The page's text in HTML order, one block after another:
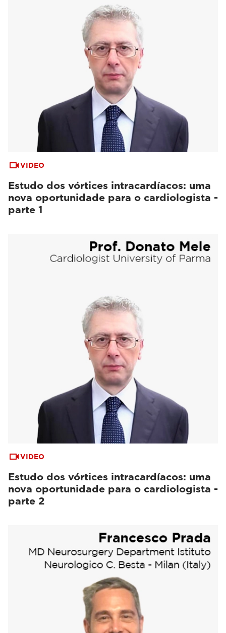
VIDEO
Estudo dos vórtices intracardíacos: uma
nova oportunidade para o cardiologista -
parte 1
VIDEO
Estudo dos vórtices intracardíacos: uma
nova oportunidade para o cardiologista -
parte 2